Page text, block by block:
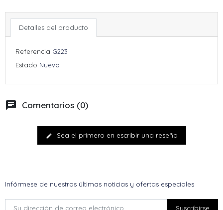
Detalles del producto
Referencia G223
Estado Nuevo
chat Comentarios (0)
edit Sea el primero en escribir una reseña
Infórmese de nuestras últimas noticias y ofertas especiales